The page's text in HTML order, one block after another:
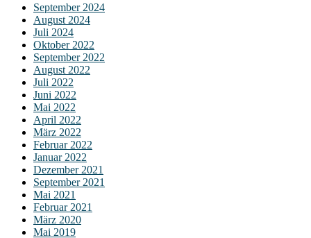
September 2024
August 2024
Juli 2024
Oktober 2022
September 2022
August 2022
Juli 2022
Juni 2022
Mai 2022
April 2022
März 2022
Februar 2022
Januar 2022
Dezember 2021
September 2021
Mai 2021
Februar 2021
März 2020
Mai 2019